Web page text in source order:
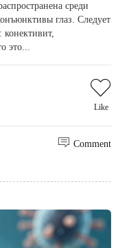
среди
глаз. Следует
это...
Like
Comment